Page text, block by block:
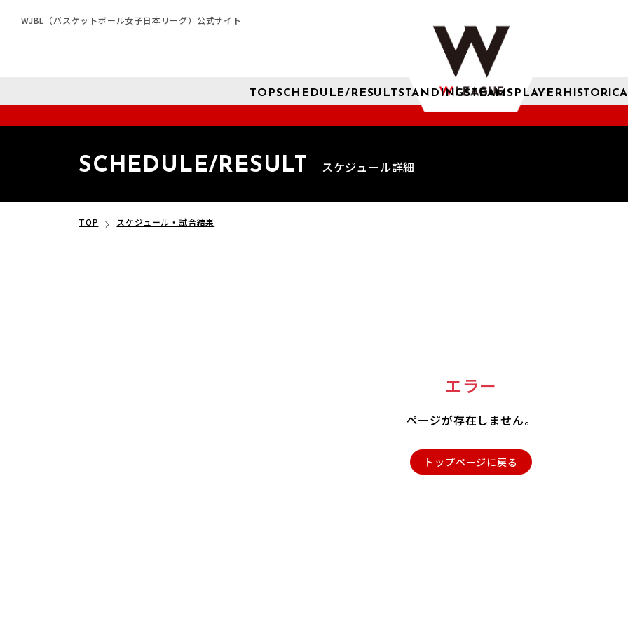
WJBL（バスケットボール女子日本リーグ）公式サイト
TOPSCHEDULE/RESULTSTANDINGSTEAMSPLAYER
SCHEDULE/RESULT スケジュール詳細
TOP スケジュール・試合結果
エラー
ページが存在しません。
トップページに戻る